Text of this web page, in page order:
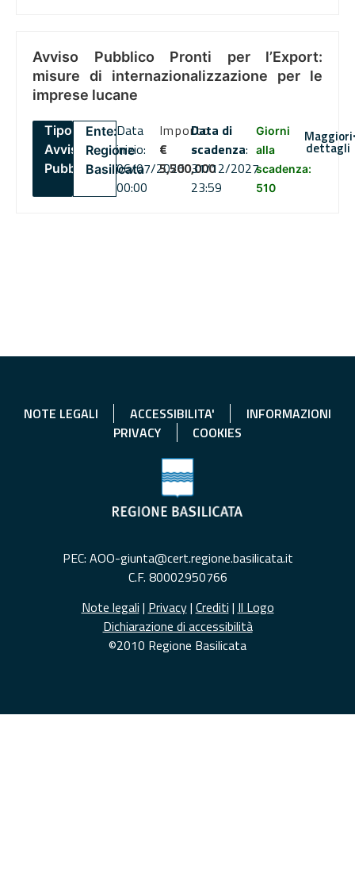
Avviso Pubblico Pronti per l’Export:
misure di internazionalizzazione per le
imprese lucane
Tipo:
Avviso
Pubblico
Ente:
Regione
Basilicata
Data
inizio:
06/07/2026
00:00
Importo
€
5,500,000
Data di
scadenza:
31/12/2027
23:59
Giorni
alla
scadenza:
510
Maggiori
dettagli
NOTE LEGALI ACCESSIBILITA'
INFORMAZIONI
PRIVACY
COOKIES
PEC: AOO-giunta@cert.regione.basilicata.it
C.F. 80002950766
Note legali | Privacy| Crediti | Il Logo
Dichiarazione di accessibilità
©2010 Regione Basilicata